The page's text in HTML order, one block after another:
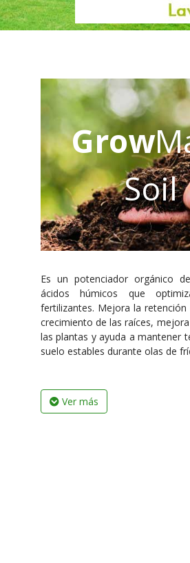
Grow
Soil
Es un potenciador orgánico
ácidos húmicos que
fertilizantes. Mejora la retención
crecimiento de las raíces,
las plantas y ayuda a mantener
suelo estables durante olas de
Ver más